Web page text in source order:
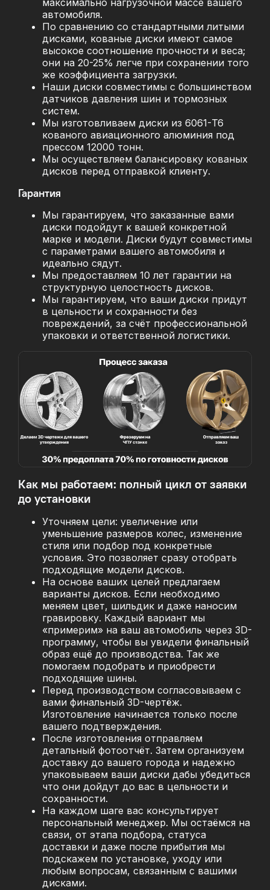
автомобиля.
По сравнению со стандартными литыми
дисками, кованые диски имеют самое
высокое соотношение прочности и веса;
они на 20-25% легче при сохранении того
же коэффициента загрузки.
Наши диски совместимы с большинством
датчиков давления шин и тормозных
систем.
Мы изготовливаем диски из 6061-T6
кованого авиационного алюминия под
прессом 12000 тонн.
Мы осуществляем балансировку кованых
дисков перед отправкой клиенту.
Гарантия
Мы гарантируем, что заказанные вами
диски подойдут к вашей конкретной
марке и модели. Диски будут совместимы
с параметрами вашего автомобиля и
идеально сядут.
Мы предоставляем 10 лет гарантии на
структурную целостность дисков.
Мы гарантируем, что ваши диски придут
в цельности и сохранности без
повреждений, за счёт профессиональной
упаковки и ответственной логистики.
Как мы работаем: полный цикл от заявки
до установки
Уточняем цели: увеличение или
уменьшение размеров колес, изменение
стиля или подбор под конкретные
условия. Это позволяет сразу отобрать
подходящие модели дисков.
На основе ваших целей предлагаем
варианты дисков. Если необходимо
меняем цвет, шильдик и даже наносим
гравировку. Каждый вариант мы
«примерим» на ваш автомобиль через 3D-
программу, чтобы вы увидели финальный
образ ещё до производства. Так же
помогаем подобрать и приобрести
подходящие шины.
Перед производством согласовываем с
вами финальный 3D-чертёж.
Изготовление начинается только после
вашего подтверждения.
После изготовления отправляем
детальный фотоотчёт. Затем организуем
доставку до вашего города и надежно
упаковываем ваши диски дабы убедиться
что они дойдут до вас в цельности и
сохранности.
На каждом шаге вас консультирует
персональный менеджер. Мы остаёмся на
связи, от этапа подбора, статуса
доставки и даже после прибытия мы
подскажем по установке, уходу или
любым вопросам, связанным с вашими
дисками.